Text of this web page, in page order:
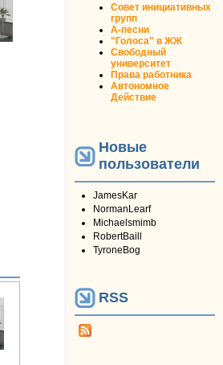
Совет инициативных
групп
А-песни
"Голоса" в ЖЖ
Свободный
университет
Права работника
Автономное
Действие
Новые
пользователи
JamesKar
NormanLearf
Michaelsmimb
RobertBaill
TyroneBog
RSS